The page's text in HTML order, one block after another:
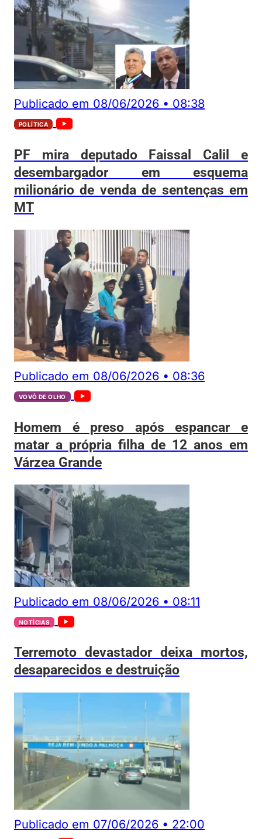
Publicado em 08/06/2026 • 08:38
POLÍTICA
PF mira deputado Faissal Calil e
desembargador em esquema
milionário de venda de sentenças em
MT
Publicado em 08/06/2026 • 08:36
VOVÔ DE OLHO
Homem é preso após espancar e
matar a própria filha de 12 anos em
Várzea Grande
Publicado em 08/06/2026 • 08:11
NOTÍCIAS
Terremoto devastador deixa mortos,
desaparecidos e destruição
Publicado em 07/06/2026 • 22:00